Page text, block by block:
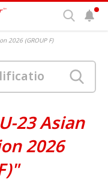
2026 (GROUP F)
23 Asian
2026